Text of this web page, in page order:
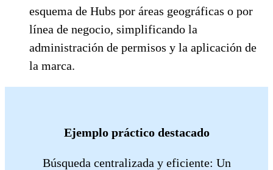
esquema de Hubs por áreas geográficas o por
línea de negocio, simplificando la
administración de permisos y la aplicación de
la marca.
Ejemplo práctico destacado
Búsqueda centralizada y eficiente: Un